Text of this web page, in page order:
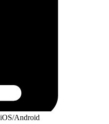
Android